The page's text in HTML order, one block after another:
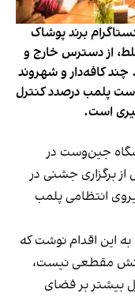
برند پوشاک
از دسترس خارج و
چند کافه‌‌دار و شهروند
پلمب درصدد کنترل
است.
جین‌وست در
شنبه ۱۹ مهر و پس از برگزاری جشنی در
انتظامی پلمب
به این اقدام نوشت که
مقطعی نیست،
بیشتر بر فضای